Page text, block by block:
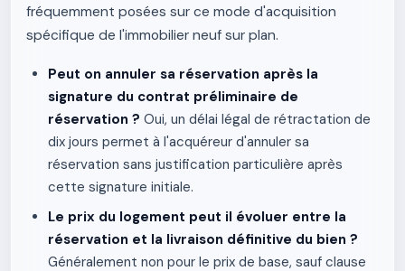
fréquemment posées sur ce mode d'acquisition
spécifique de l'immobilier neuf sur plan.
Peut on annuler sa réservation après la
signature du contrat préliminaire de
réservation ? Oui, un délai légal de rétractation de
dix jours permet à l'acquéreur d'annuler sa
réservation sans justification particulière après
cette signature initiale.
Le prix du logement peut il évoluer entre la
réservation et la livraison définitive du bien ?
Généralement non pour le prix de base, sauf clause